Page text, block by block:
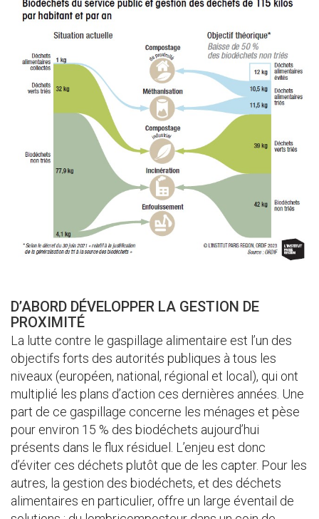
D’ABORD DÉVELOPPER LA GESTION DE
PROXIMITÉ
La lutte contre le gaspillage alimentaire est l’un des
objectifs forts des autorités publiques à tous les
niveaux (européen, national, régional et local), qui ont
multiplié les plans d’action ces dernières années. Une
part de ce gaspillage concerne les ménages et pèse
pour environ 15 % des biodéchets aujourd’hui
présents dans le flux résiduel. L’enjeu est donc
d’éviter ces déchets plutôt que de les capter. Pour les
autres, la gestion des biodéchets, et des déchets
alimentaires en particulier, offre un large éventail de